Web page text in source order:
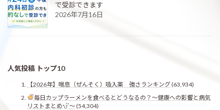
で受診できます
2026年7月16日
人気投稿 トップ10
【2026年】喘息（ぜんそく）吸入薬 強さランキング(63,934)
毎日カップラーメンを食べるとどうなるの？〜健康への影響と病気
リストまとめ
〜(54,304)